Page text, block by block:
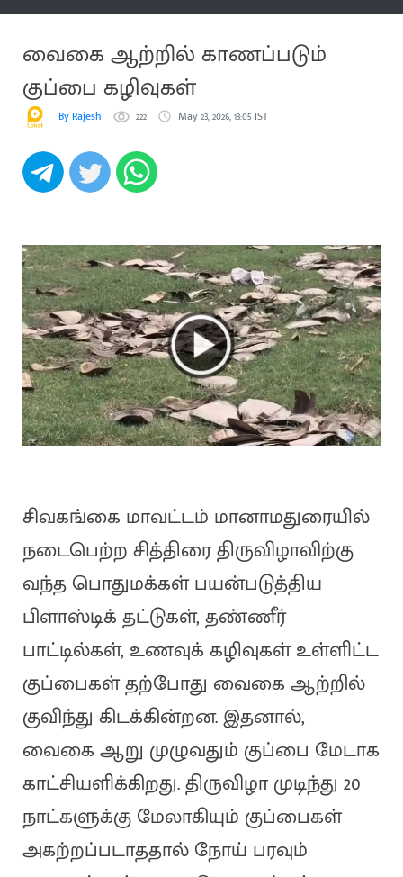
வைகை ஆற்றில் காணப்படும்
குப்பை கழிவுகள்
By Rajesh 222 May 23, 2026, 13:05 IST
சிவகங்கை மாவட்டம் மானாமதுரையில்
நடைபெற்ற சித்திரை திருவிழாவிற்கு
வந்த பொதுமக்கள் பயன்படுத்திய
பிளாஸ்டிக் தட்டுகள், தண்ணீர்
பாட்டில்கள், உணவுக் கழிவுகள் உள்ளிட்ட
குப்பைகள் தற்போது வைகை ஆற்றில்
குவிந்து கிடக்கின்றன. இதனால்,
வைகை ஆறு முழுவதும் குப்பை மேடாக
காட்சியளிக்கிறது. திருவிழா முடிந்து 20
நாட்களுக்கு மேலாகியும் குப்பைகள்
அகற்றப்படாததால் நோய் பரவும்